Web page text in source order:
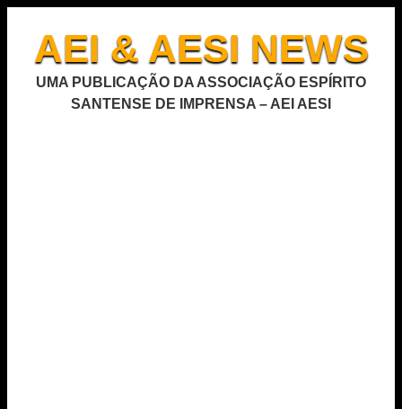
AEI & AESI NEWS
UMA PUBLICAÇÃO DA ASSOCIAÇÃO ESPÍRITO
SANTENSE DE IMPRENSA – AEI AESI